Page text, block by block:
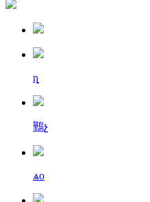
ȵ
鷨չ
ѧо